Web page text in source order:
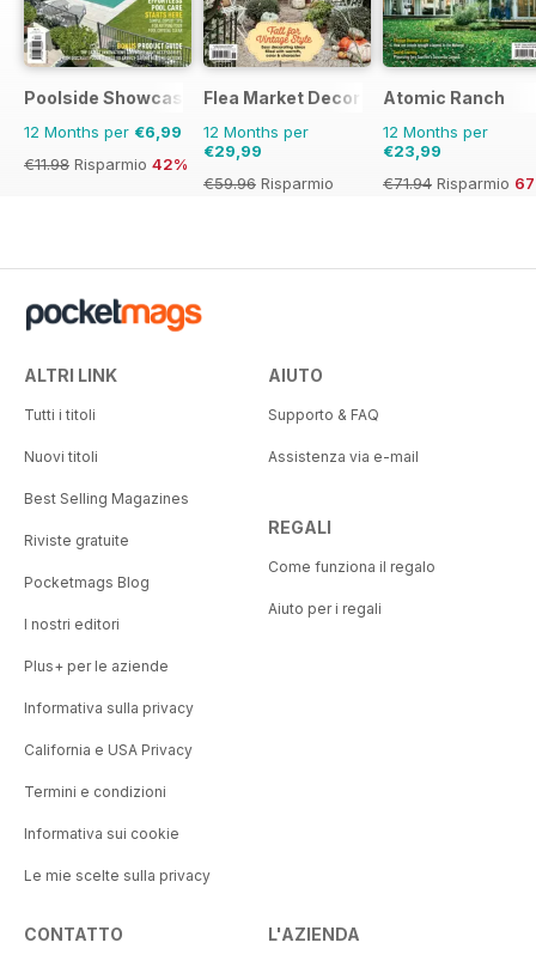
Poolside Showcase
12 Months per €6,99
€11.98 Risparmio 42%
Flea Market Decor
12 Months per
€29,99
€59.96 Risparmio
Atomic Ranch
12 Months per
€23,99
€71.94 Risparmio
ALTRI LINK
Tutti i titoli
Nuovi titoli
Best Selling Magazines
Riviste gratuite
Pocketmags Blog
I nostri editori
Plus+ per le aziende
Informativa sulla privacy
California e USA Privacy
Termini e condizioni
Informativa sui cookie
Le mie scelte sulla privacy
AIUTO
Supporto & FAQ
Assistenza via e-mail
REGALI
Come funziona il regalo
Aiuto per i regali
CONTATTO L'AZIENDA